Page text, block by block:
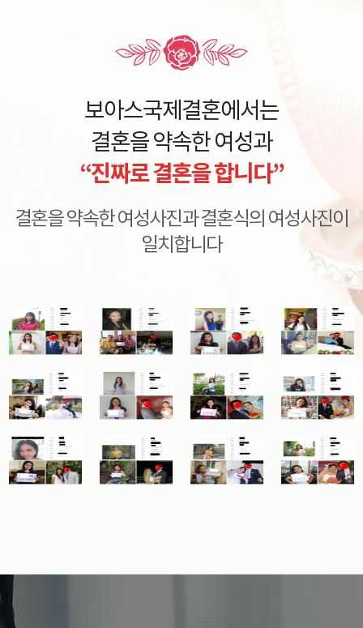
보아스국제결혼에서는
결혼을 약속한 여성과
“진짜로 결혼을 합니다”
결혼을 약속한 여성사진과 결혼식의 여성사진이
일치합니다